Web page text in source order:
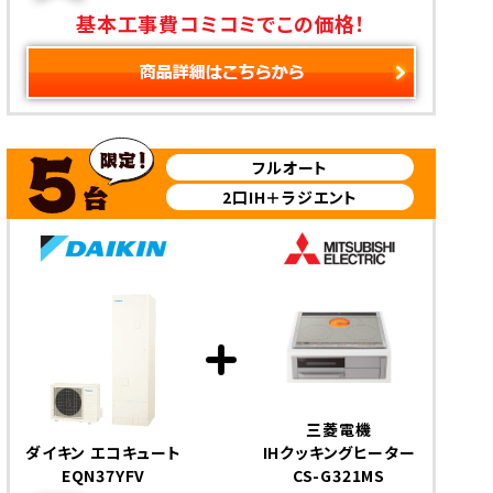
基本工事費コミコミでこの価格！
フルオート
2口IH＋ラジエント
ダイキン エコキュート
EQN37YFV
三菱電機
IHクッキングヒーター
CS-G321MS